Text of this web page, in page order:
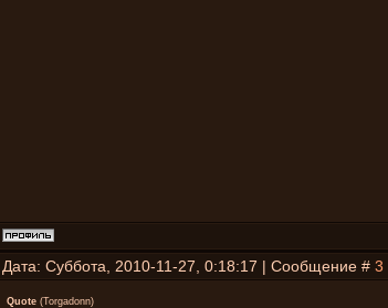
Дата: Суббота, 2010-11-27, 0:18:17 | Сообщение # 3
Quote (Torgadonn)